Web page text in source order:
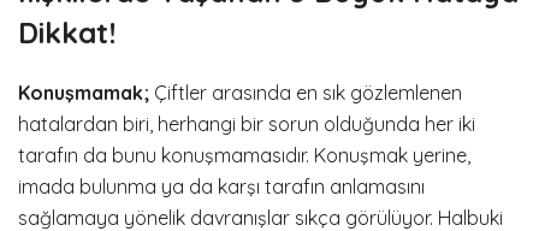
Dikkat!
Konuşmamak; Çiftler arasında en sık gözlemlenen
hatalardan biri, herhangi bir sorun olduğunda her iki
tarafın da bunu konuşmamasıdır. Konuşmak yerine,
imada bulunma ya da karşı tarafın anlamasını
sağlamaya yönelik davranışlar sıkça görülüyor. Halbuki